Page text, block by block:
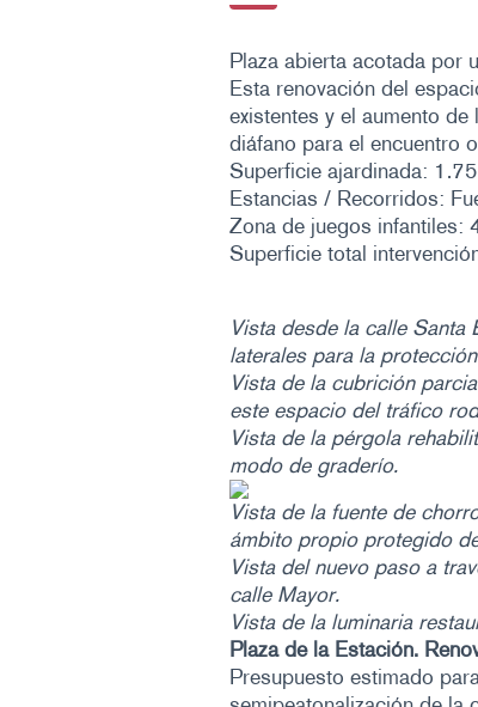
Plaza abierta acotada por
Esta renovación del
existentes y el aumento
diáfano para el encuentro
Superficie ajardinada:
Estancias / Recorridos:
Zona de juegos
Superficie total
Vista desde la calle Santa
laterales para la
Vista de la cubrición
este espacio del tráfico
Vista de la pérgola
modo de graderío.
Vista de la fuente de
ámbito propio protegido
Vista del nuevo paso a
calle Mayor.
Vista de la luminaria
Plaza de la Estación.
Presupuesto estimado